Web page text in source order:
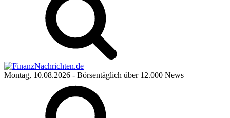
Montag, 10.08.2026 - Börsentäglich über 12.000 News